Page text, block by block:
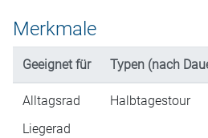
Merkmale
Geeignet für Typen (nach
Alltagsrad
Liegerad
Halbtagestour